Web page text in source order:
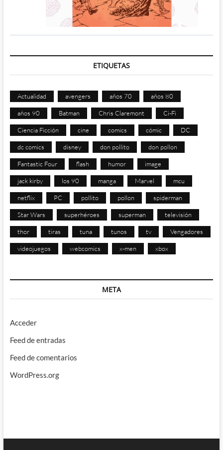
ETIQUETAS
Actualidad avengers años 70 años 80
años 90 Batman Chris Claremont Ci-Fi
Ciencia Ficción cine comics cómic DC
dc comics disney don pollito don pollon
Fantastic Four flash humor image
jack kirby los 90 manga Marvel mcu
netflix PC pollito pollon spiderman
Star Wars superhéroes superman televisión
thor tiras tuna tunos tv Vengadores
videojuegos webcomics x-men xbox
META
Acceder
Feed de entradas
Feed de comentarios
WordPress.org